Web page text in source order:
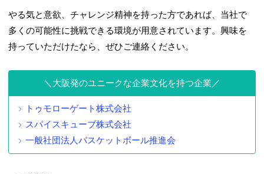
やる気と意欲、チャレンジ精神を持った方であれば、当社で
多くの可能性に挑戦できる環境が用意されています。興味を
持っていただけたなら、ぜひご連絡ください。
大阪発のユニークな企業文化を持つ企業
トゥモローゲート株式会社
スパイスキューブ株式会社
一般社団法人バスケットボール推進会